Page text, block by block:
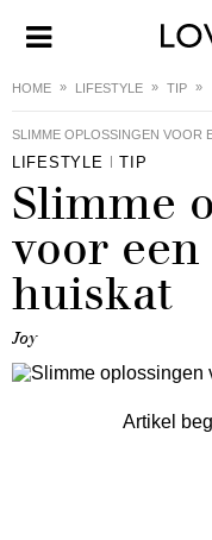
HOME LIFESTYLE TIP
SLIMME OPLOSSINGEN VOOR
LIFESTYLE TIP
Slimme
voor
huiskat
Joy
Artikel